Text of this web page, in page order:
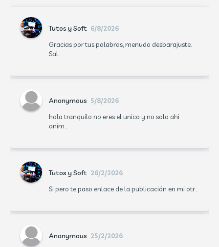
Tutos y Soft 6/8/2026
Gracias por tus palabras, menudo desbarajuste.
Sal...
Anonymous 5/8/2026
hola tranquilo no eres el unico y no solo ahi
anim...
Tutos y Soft 26/2/2026
Si pero te paso enlace de la publicación en mi otr...
Anonymous 25/2/2026